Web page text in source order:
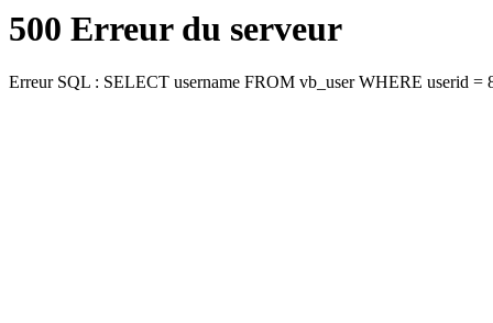
500 Erreur du serveur
Erreur SQL : SELECT username FROM vb_user WHERE userid =